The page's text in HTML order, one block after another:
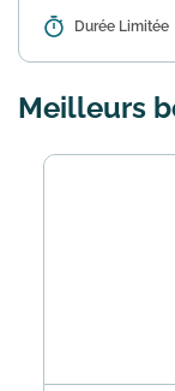
Détails : Tout
plus
Durée Limitée
Meilleurs